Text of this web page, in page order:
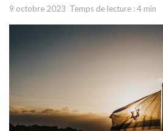
9 octobre 2023 Temps de lecture : 4 min